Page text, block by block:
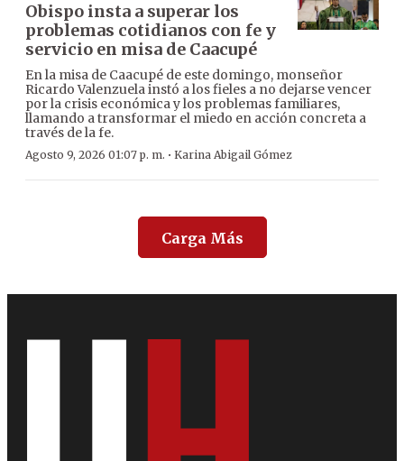
Obispo insta a superar los
problemas cotidianos con fe y
servicio en misa de Caacupé
En la misa de Caacupé de este domingo, monseñor
Ricardo Valenzuela instó a los fieles a no dejarse vencer
por la crisis económica y los problemas familiares,
llamando a transformar el miedo en acción concreta a
través de la fe.
Agosto 9, 2026 01:07 p. m. · Karina Abigail Gómez
Carga Más